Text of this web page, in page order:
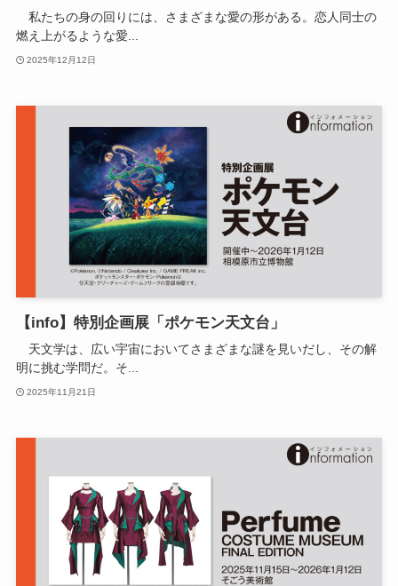
私たちの身の回りには、さまざまな愛の形がある。恋人同士の
燃え上がるような愛...
2025年12月12日
【info】特別企画展「ポケモン天文台」
天文学は、広い宇宙においてさまざまな謎を見いだし、その解
明に挑む学問だ。そ...
2025年11月21日